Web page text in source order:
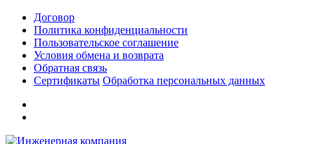
Договор
Политика конфиденциальности
Пользовательское соглашение
Условия обмена и возврата
Обратная связь
Сертификаты Обработка персональных данных